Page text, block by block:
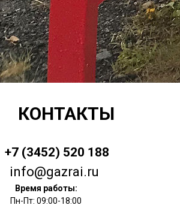
КОНТАКТЫ
+7 (3452) 520 188
info@gazrai.ru
Время работы:
Пн-Пт: 09:00-18:00